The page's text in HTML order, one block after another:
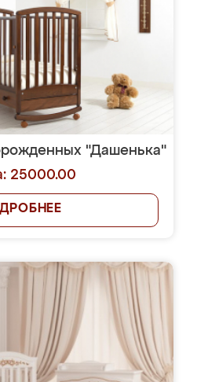
"Дашенька"
25000.00